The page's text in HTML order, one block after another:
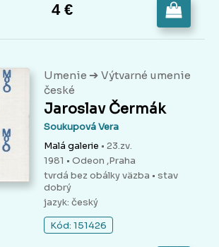
4 €
Umenie ➔ Výtvarné umenie
české
Jaroslav Čermák
Soukupová Vera
Malá galerie • 23.zv.
1981 • Odeon ,Praha
tvrdá bez obálky väzba • stav
dobrý
jazyk: český
Kód: 151426